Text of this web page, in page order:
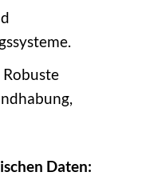
Robuste
Daten: